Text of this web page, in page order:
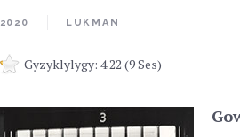
LUKMAN
Gyzyklylygy: 4.22 (9 Ses)